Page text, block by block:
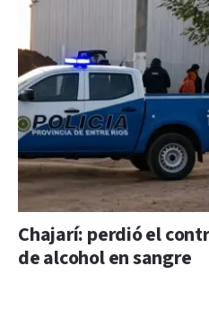
Chajarí: perdió el
de alcohol en sangre